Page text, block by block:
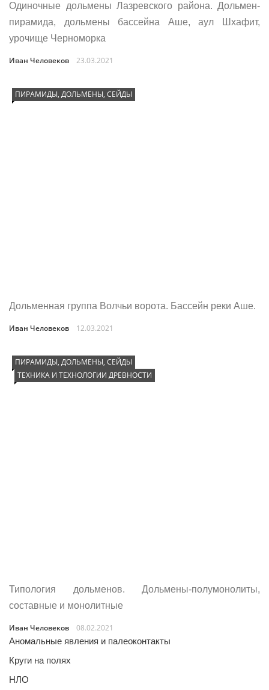
Одиночные дольмены Лазревского района. Дольмен-
пирамида, дольмены бассейна Аше, аул Шхафит,
урочище Черноморка
Иван Человеков 23.03.2021
ПИРАМИДЫ, ДОЛЬМЕНЫ, СЕЙДЫ
Дольменная группа Волчьи ворота. Бассейн реки Аше.
Иван Человеков 12.03.2021
ПИРАМИДЫ, ДОЛЬМЕНЫ, СЕЙДЫ
ТЕХНИКА И ТЕХНОЛОГИИ ДРЕВНОСТИ
Типология дольменов. Дольмены-полумонолиты,
составные и монолитные
Иван Человеков
08.02.2021
Аномальные явления и палеоконтакты
Круги на полях
НЛО